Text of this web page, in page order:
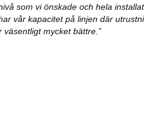
som vi önskade och hela
vår kapacitet på linjen där
mycket bättre.”